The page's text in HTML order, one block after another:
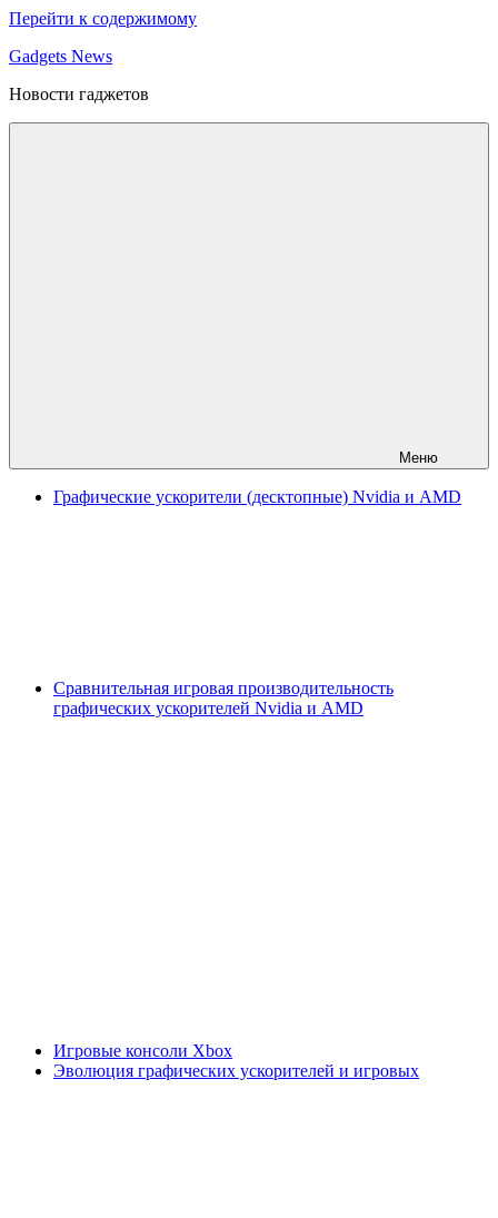
Перейти к содержимому
Gadgets News
Новости гаджетов
Меню
Графические ускорители (десктопные) Nvidia и AMD
Сравнительная игровая производительность
графических ускорителей Nvidia и AMD
Игровые консоли Xbox
Эволюция графических ускорителей и игровых